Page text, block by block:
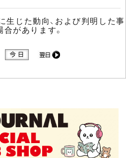
じた動向、および判明した事
があります。